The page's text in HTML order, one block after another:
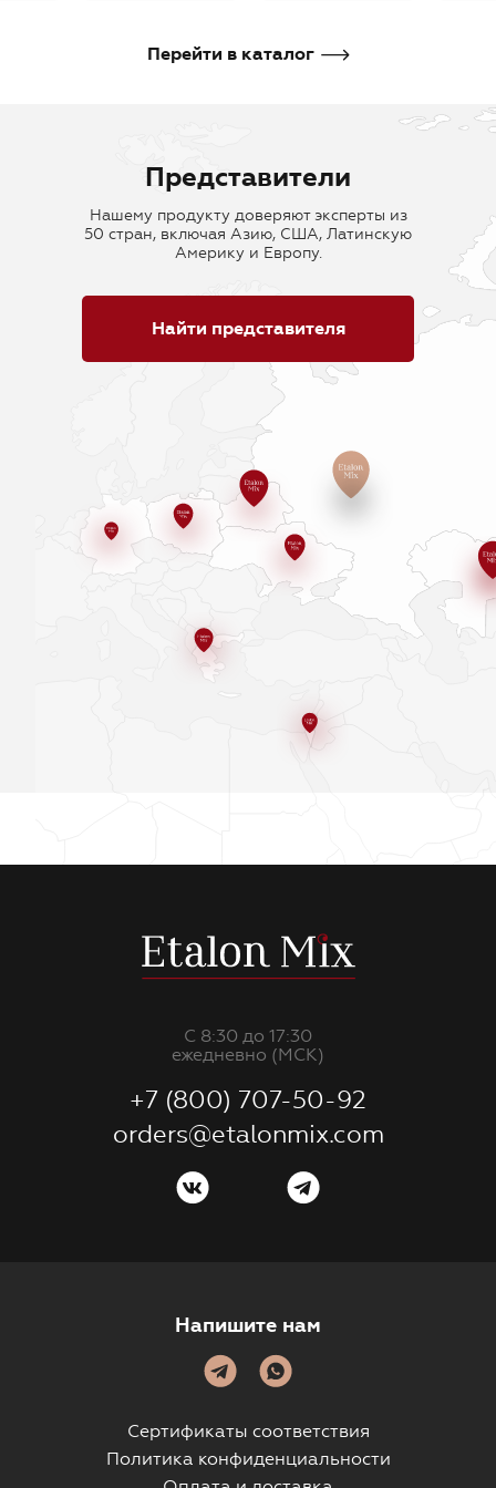
Перейти в каталог
Представители
Нашему продукту доверяют эксперты из
50 стран, включая Азию, США, Латинскую
Америку и Европу.
Найти представителя
С 8:30 до 17:30
ежедневно (МСК)
+7 (800) 707-50-92
orders@etalonmix.com
Напишите нам
Сертификаты соответствия
Политика конфиденциальности